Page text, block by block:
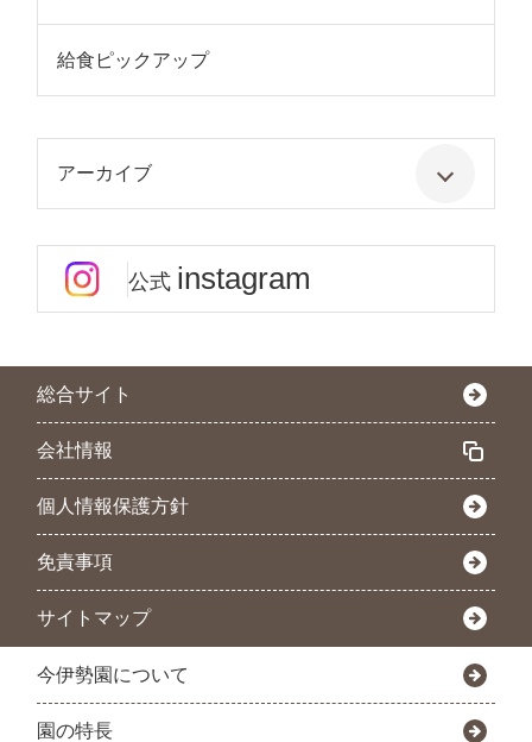
給食ピックアップ
アーカイブ
公式 instagram
総合サイト
会社情報
個人情報保護方針
免責事項
サイトマップ
今伊勢園について
園の特長